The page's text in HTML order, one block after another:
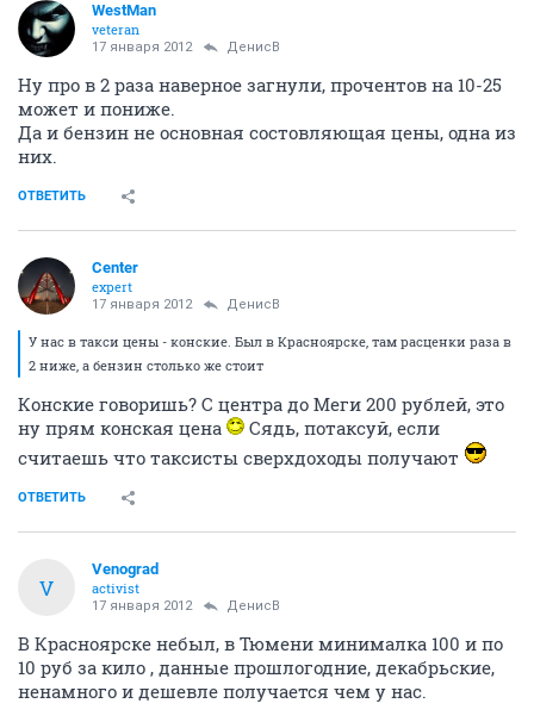
WestMan
veteran
17 января 2012 ДенисВ
Ну про в 2 раза наверное загнули, прочентов на 10-25
может и пониже.
Да и бензин не основная состовляющая цены, одна из
них.
ОТВЕТИТЬ
Center
expert
17 января 2012 ДенисВ
У нас в такси цены - конские. Был в Красноярске, там расценки раза в
2 ниже, а бензин столько же стоит
Конские говоришь? С центра до Меги 200 рублей, это
ну прям конская цена
Сядь, потаксуй, если
считаешь что таксисты сверхдоходы получают
ОТВЕТИТЬ
V
Venograd
activist
17 января 2012 ДенисВ
В Красноярске небыл, в Тюмени минималка 100 и по
10 руб за кило , данные прошлогодние, декабрьские,
ненамного и дешевле получается чем у нас.